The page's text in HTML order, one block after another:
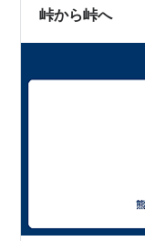
峠から峠へ